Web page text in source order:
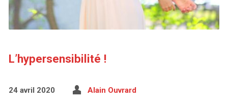
L’hypersensibilité !
24 avril 2020 Alain Ouvrard